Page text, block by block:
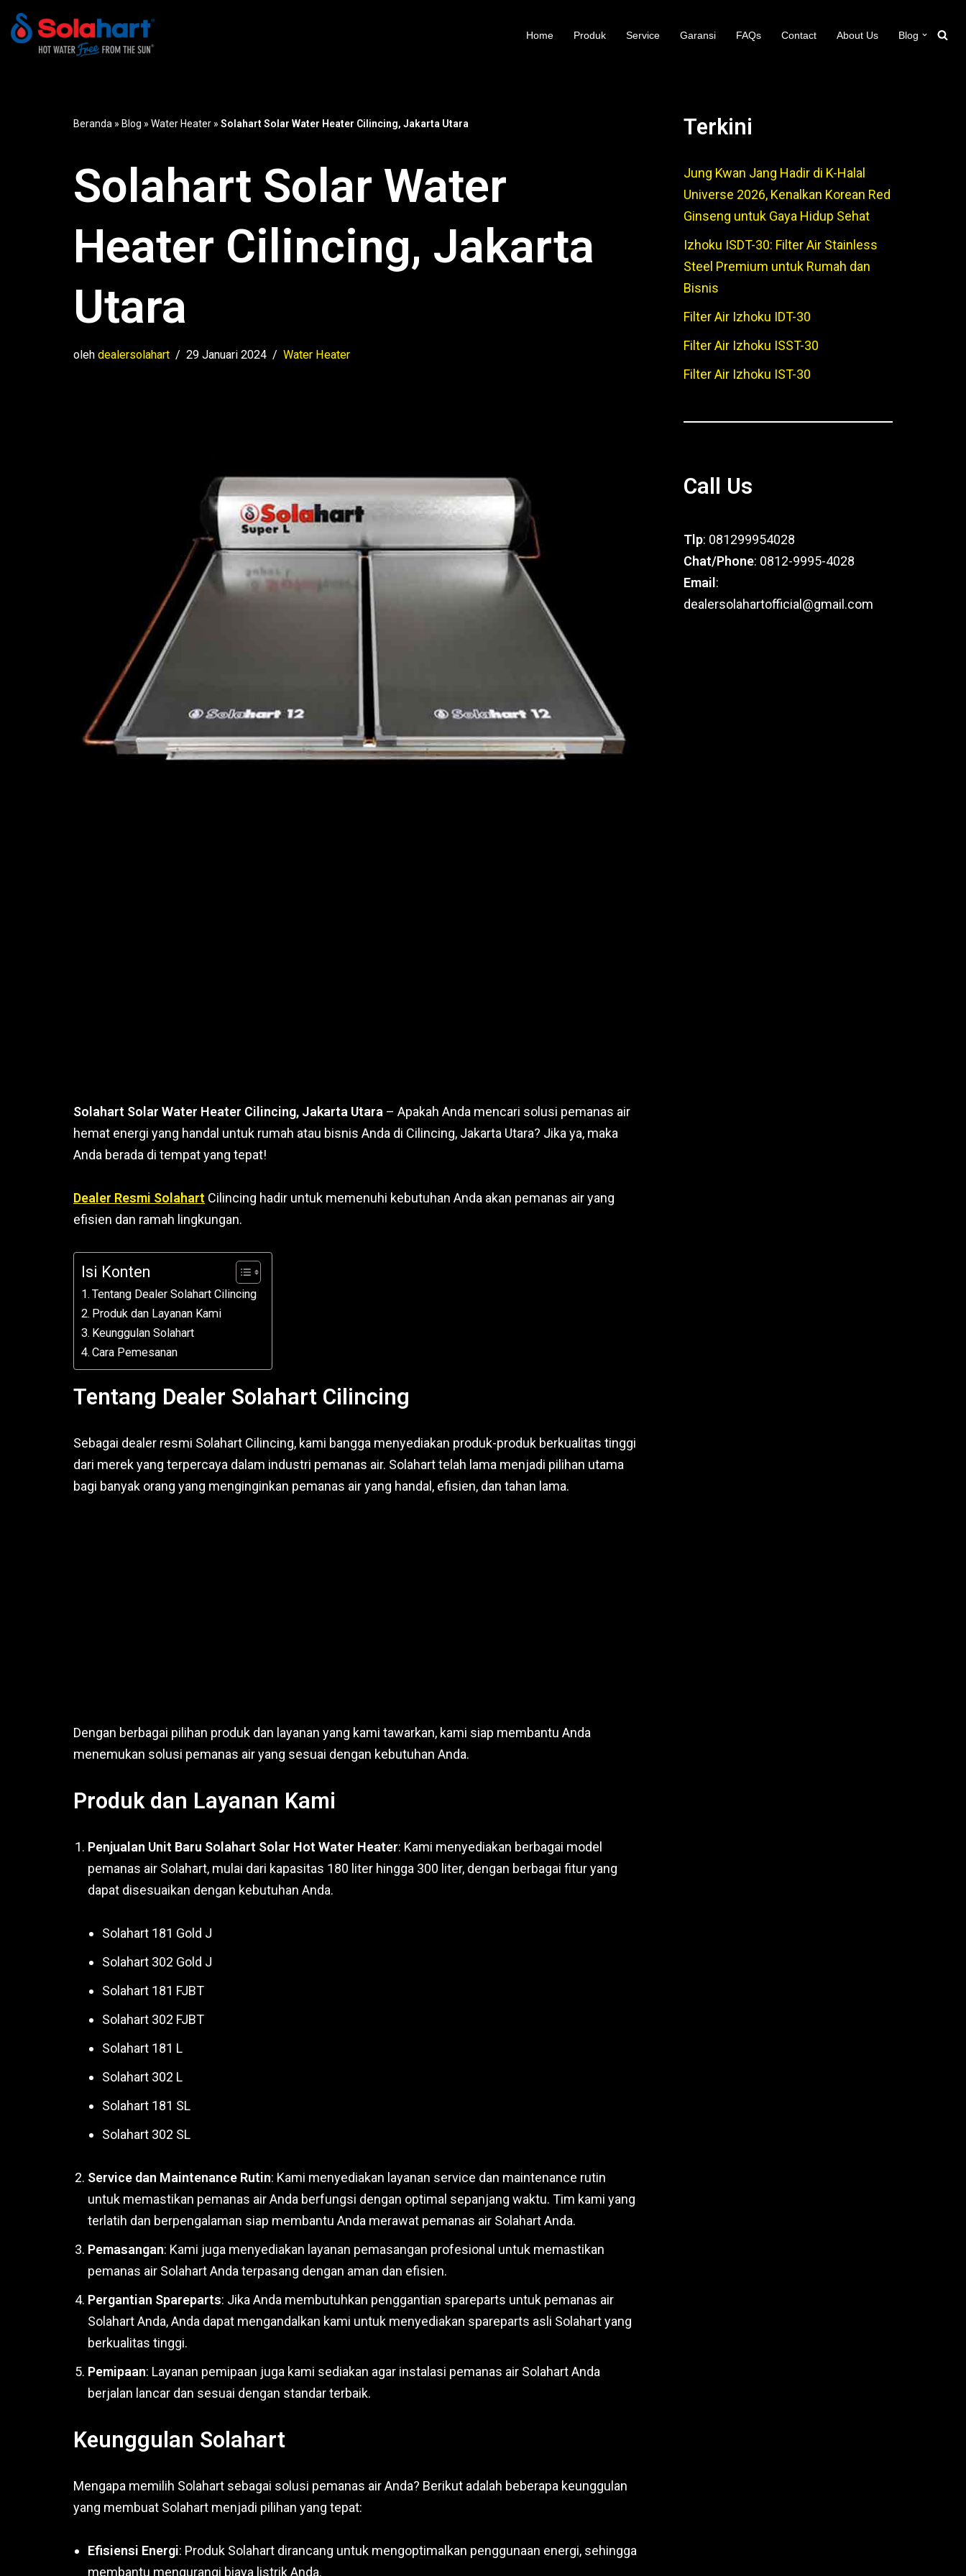
Lompat
Home Produk Service Garansi FAQs Contact About Us Blog
Beranda » Blog » Water Heater » Solahart Solar Water Heater Cilincing, Jakarta Utara
Solahart Solar Water
Heater Cilincing, Jakarta
Utara
oleh dealersolahart 29 Januari 2024 Water Heater
Solahart Solar Water Heater Cilincing, Jakarta Utara – Apakah Anda mencari solusi pemanas air
hemat energi yang handal untuk rumah atau bisnis Anda di Cilincing, Jakarta Utara? Jika ya, maka
Anda berada di tempat yang tepat!
Dealer Resmi Solahart Cilincing hadir untuk memenuhi kebutuhan Anda akan pemanas air yang
efisien dan ramah lingkungan.
Isi Konten
Tentang Dealer Solahart Cilincing
Produk dan Layanan Kami
Keunggulan Solahart
Cara Pemesanan
Tentang Dealer Solahart Cilincing
Sebagai dealer resmi Solahart Cilincing, kami bangga menyediakan produk-produk berkualitas tinggi
dari merek yang terpercaya dalam industri pemanas air. Solahart telah lama menjadi pilihan utama
bagi banyak orang yang menginginkan pemanas air yang handal, efisien, dan tahan lama.
Dengan berbagai pilihan produk dan layanan yang kami tawarkan, kami siap membantu Anda
menemukan solusi pemanas air yang sesuai dengan kebutuhan Anda.
Produk dan Layanan Kami
Penjualan Unit Baru Solahart Solar Hot Water Heater: Kami menyediakan berbagai model
pemanas air Solahart, mulai dari kapasitas 180 liter hingga 300 liter, dengan berbagai fitur yang
dapat disesuaikan dengan kebutuhan Anda.
Solahart 181 Gold J
Solahart 302 Gold J
Solahart 181 FJBT
Solahart 302 FJBT
Solahart 181 L
Solahart 302 L
Solahart 181 SL
Solahart 302 SL
Service dan Maintenance Rutin: Kami menyediakan layanan service dan maintenance rutin
untuk memastikan pemanas air Anda berfungsi dengan optimal sepanjang waktu. Tim kami yang
terlatih dan berpengalaman siap membantu Anda merawat pemanas air Solahart Anda.
Pemasangan: Kami juga menyediakan layanan pemasangan profesional untuk memastikan
pemanas air Solahart Anda terpasang dengan aman dan efisien.
Pergantian Spareparts: Jika Anda membutuhkan penggantian spareparts untuk pemanas air
Solahart Anda, Anda dapat mengandalkan kami untuk menyediakan spareparts asli Solahart yang
berkualitas tinggi.
Pemipaan: Layanan pemipaan juga kami sediakan agar instalasi pemanas air Solahart Anda
berjalan lancar dan sesuai dengan standar terbaik.
Keunggulan Solahart
Mengapa memilih Solahart sebagai solusi pemanas air Anda? Berikut adalah beberapa keunggulan
yang membuat Solahart menjadi pilihan yang tepat:
Efisiensi Energi: Produk Solahart dirancang untuk mengoptimalkan penggunaan energi, sehingga
membantu mengurangi biaya listrik Anda.
Terkini
Jung Kwan Jang Hadir di K-Halal
Universe 2026, Kenalkan Korean Red
Ginseng untuk Gaya Hidup Sehat
Izhoku ISDT-30: Filter Air Stainless
Steel Premium untuk Rumah dan
Bisnis
Filter Air Izhoku IDT-30
Filter Air Izhoku ISST-30
Filter Air Izhoku IST-30
Call Us
Tlp: 081299954028
Chat/Phone: 0812-9995-4028
Email :
dealersolahartofficial@gmail.com